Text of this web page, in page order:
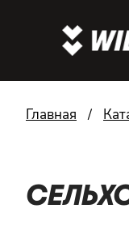
Главная /